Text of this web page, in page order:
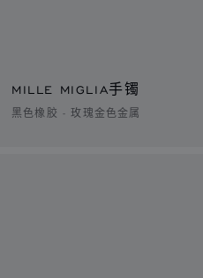
MILLE MIGLIA手镯
黑色橡胶 - 玫瑰金色金属